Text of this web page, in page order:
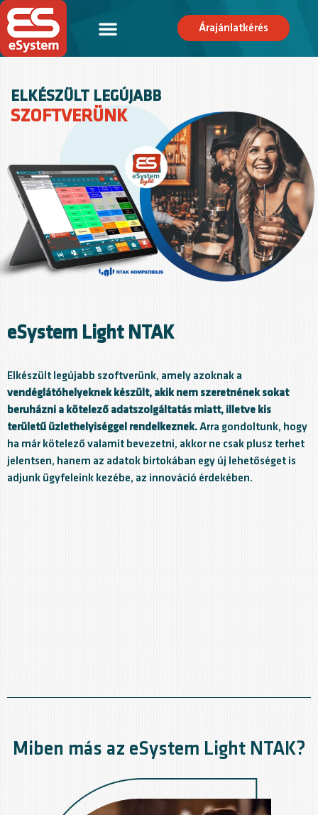
Árajánlatkérés
ELKÉSZÜLT LEGÚJABB
SZOFTVERÜNK
eSystem Light NTAK
Elkészült legújabb szoftverünk, amely azoknak a
vendéglátóhelyeknek készült, akik nem szeretnének sokat
beruházni a kötelező adatszolgáltatás miatt, illetve kis
területű üzlethelyiséggel rendelkeznek.Arra gondoltunk, hogy
ha már kötelező valamit bevezetni, akkor ne csak plusz terhet
jelentsen, hanem az adatok birtokában egy új lehetőséget is
adjunk ügyfeleink kezébe, az innováció érdekében.
Miben más az eSystem Light NTAK?